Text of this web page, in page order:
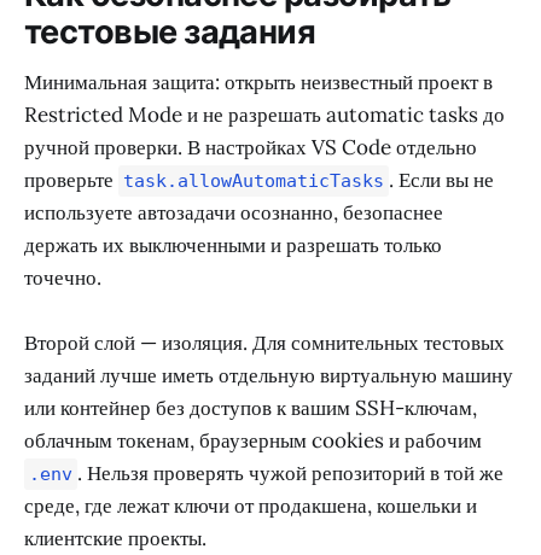
тестовые задания
Минимальная защита: открыть неизвестный проект в
Restricted Mode и не разрешать automatic tasks до
ручной проверки. В настройках VS Code отдельно
проверьте task.allowAutomaticTasks . Если вы не
используете автозадачи осознанно, безопаснее
держать их выключенными и разрешать только
точечно.
Второй слой — изоляция. Для сомнительных тестовых
заданий лучше иметь отдельную виртуальную машину
или контейнер без доступов к вашим SSH-ключам,
облачным токенам, браузерным cookies и рабочим
.env . Нельзя проверять чужой репозиторий в той же
среде, где лежат ключи от продакшена, кошельки и
клиентские проекты.